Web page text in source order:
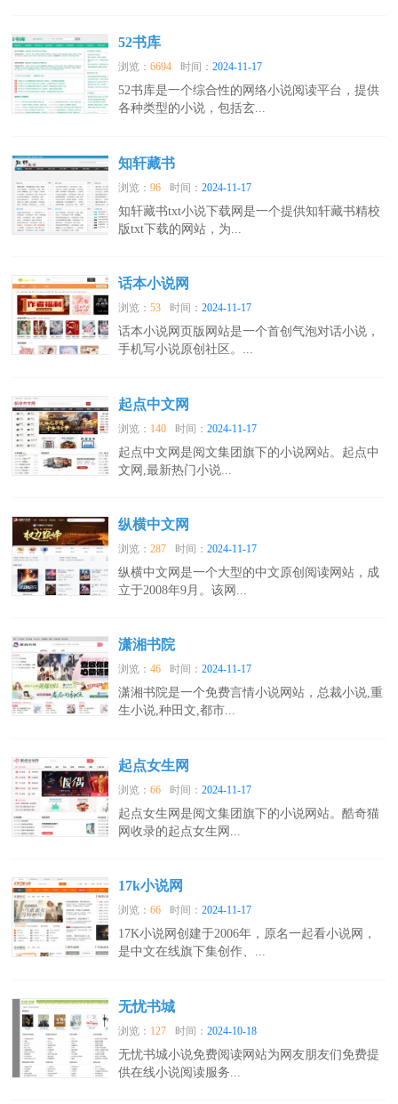
52书库
浏览：6694 时间：2024-11-17
52书库是一个综合性的网络小说阅读平台，提供
各种类型的小说，包括玄...
知轩藏书
浏览：96 时间：2024-11-17
知轩藏书txt小说下载网是一个提供知轩藏书精校
版txt下载的网站，为...
话本小说网
浏览：53 时间：2024-11-17
话本小说网页版网站是一个首创气泡对话小说，
手机写小说原创社区。...
起点中文网
浏览： 140 时间：2024-11-17
起点中文网是阅文集团旗下的小说网站。起点中
文网,最新热门小说...
纵横中文网
浏览：287 时间：2024-11-17
纵横中文网是一个大型的中文原创阅读网站，成
立于2008年9月。该网...
潇湘书院
浏览：46 时间：2024-11-17
潇湘书院是一个免费言情小说网站，总裁小说,重
生小说,种田文,都市...
起点女生网
浏览：66 时间：2024-11-17
起点女生网是阅文集团旗下的小说网站。酷奇猫
网收录的起点女生网...
17k小说网
浏览：66 时间：2024-11-17
17K小说网创建于2006年，原名一起看小说网，
是中文在线旗下集创作、...
无忧书城
浏览： 127 时间：2024-10-18
无忧书城小说免费阅读网站为网友朋友们免费提
供在线小说阅读服务...